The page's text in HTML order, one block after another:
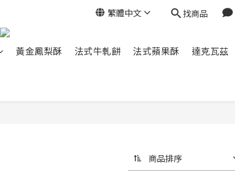
繁體中文 找商品
黃金鳳梨酥 法式牛軋餅 法式蘋果酥 達克瓦茲
商品排序